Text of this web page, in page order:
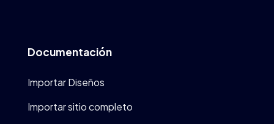
Documentación
Importar Diseños
Importar sitio completo